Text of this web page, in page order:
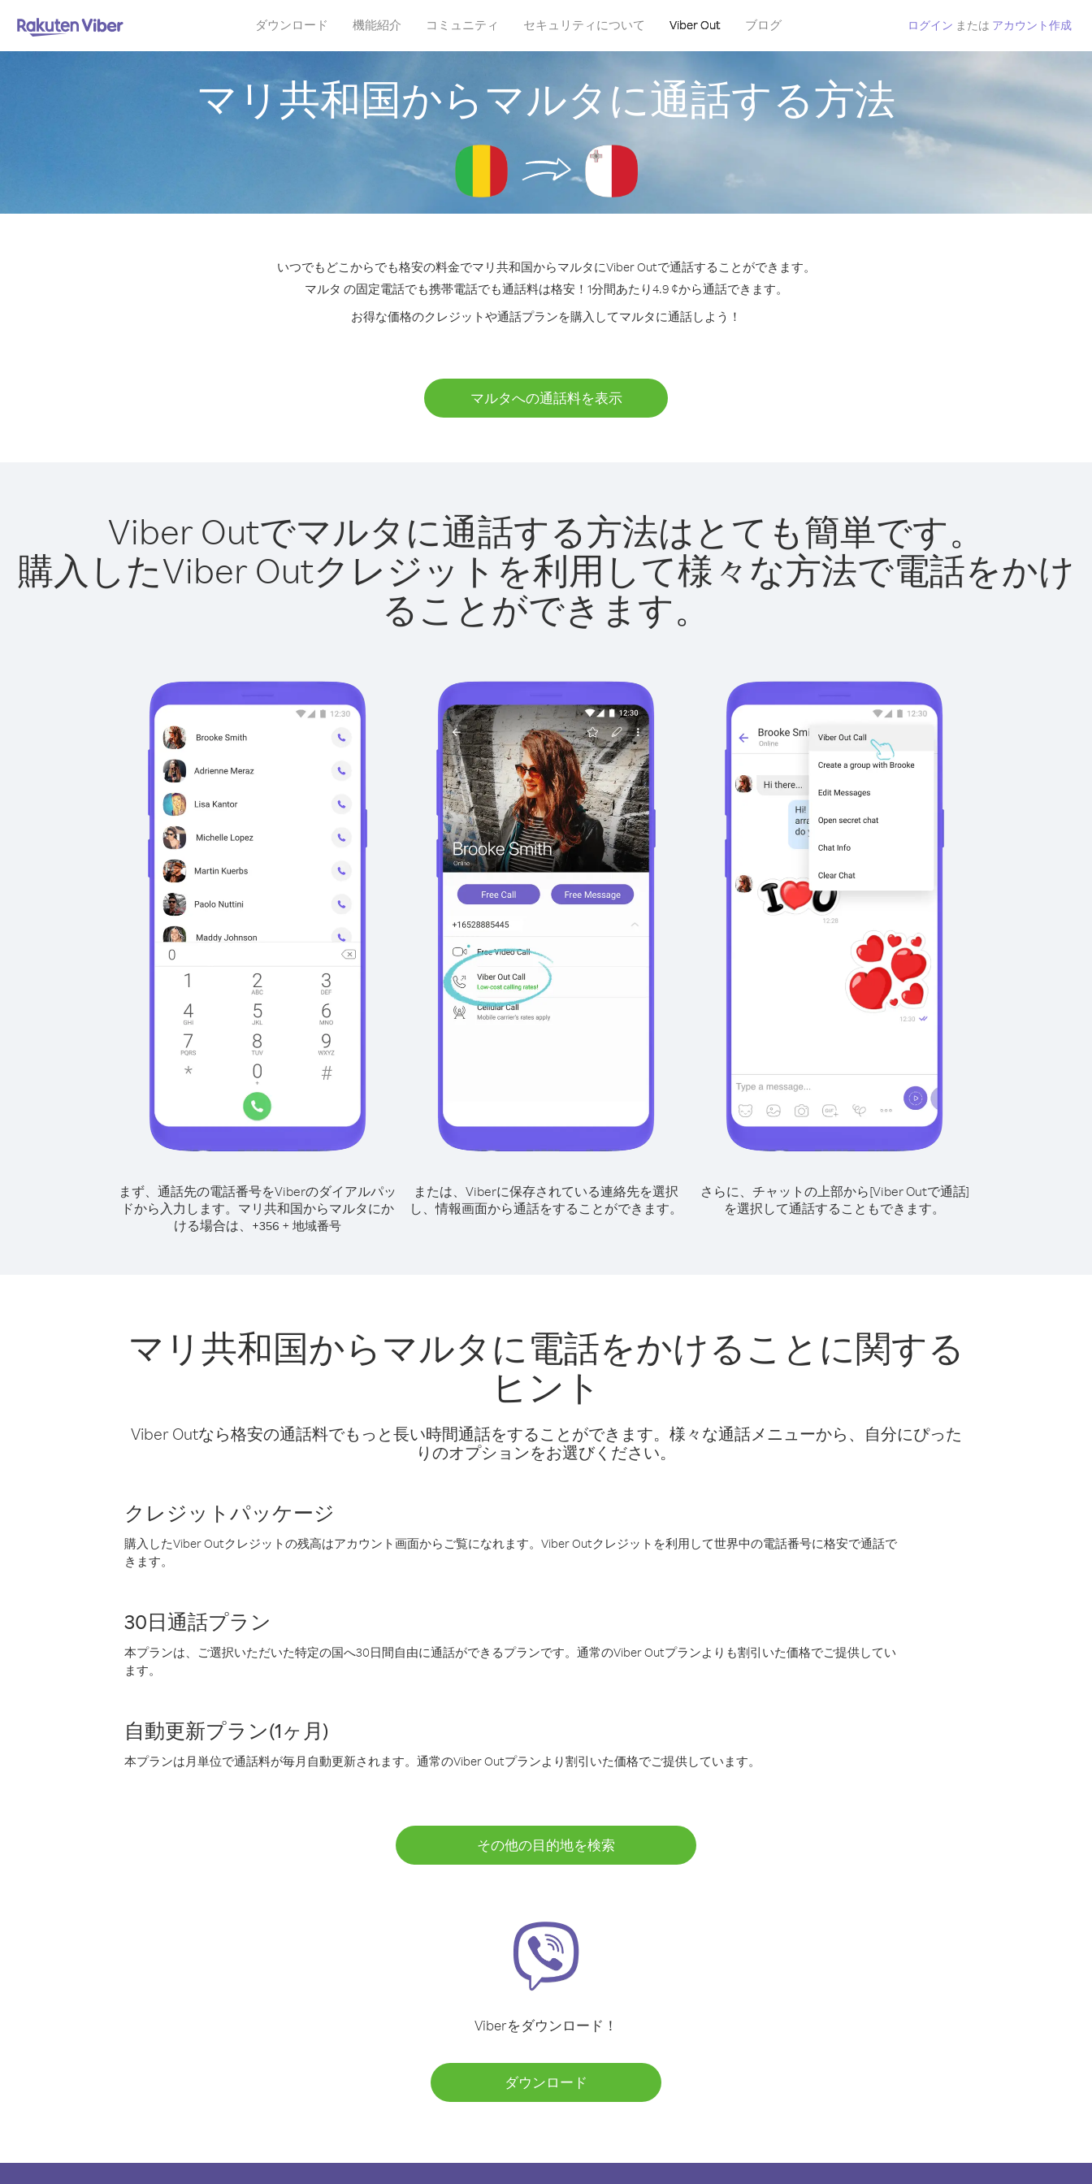
ダウンロード 機能紹介 コミュニティ セキュリティについて Viber Out ブログ ログイン または アカウント作成
マリ共和国からマルタに通話する方法
いつでもどこからでも格安の料金でマリ共和国からマルタにViber Outで通話することができます。
マルタ の固定電話でも携帯電話でも通話料は格安！1分間あたり4.9 ¢から通話できます。
お得な価格のクレジットや通話プランを購入してマルタに通話しよう！
マルタへの通話料を表示
Viber Outでマルタに通話する方法はとても簡単です。
購入したViber Outクレジットを利用して様々な方法で電話をかけ
ることができます。
まず、通話先の電話番号をViberのダイアルパッ
ドから入力します。 マリ共和国からマルタにか
ける場合は、 +356 + 地域番号
または、Viberに保存されている連絡先を選択
し、情報画面から通話をすることができます。
さらに、チャットの上部から[Viber Outで通話]
を選択して通話することもできます。
マリ共和国からマルタに電話をかけることに関する
ヒント
Viber Outなら格安の通話料でもっと長い時間通話をすることができます。様々な通話メニューから、自分にぴった
りのオプションをお選びください。
クレジットパッケージ
購入したViber Outクレジットの残高はアカウント画面からご覧になれます。Viber Outクレジットを利用して世界中の電話番号に格安で通話で
きます。
30日通話プラン
本プランは、ご選択いただいた特定の国へ30日間自由に通話ができるプランです。通常のViber Outプランよりも割引いた価格でご提供してい
ます。
自動更新プラン(1ヶ月)
本プランは月単位で通話料が毎月自動更新されます。通常のViber Outプランより割引いた価格でご提供しています。
その他の目的地を検索
Viberをダウンロード！
ダウンロード